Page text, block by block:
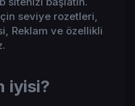
seviye rozetleri,
Reklam ve özellikli
iyisi?​